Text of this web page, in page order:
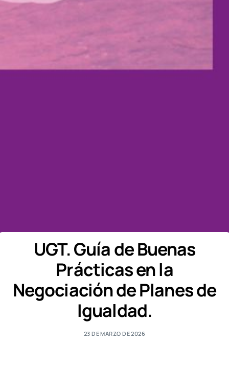
UGT. Guía de Buenas
Prácticas en la
Negociación de Planes de
Igualdad.
23 DE MARZO DE 2026